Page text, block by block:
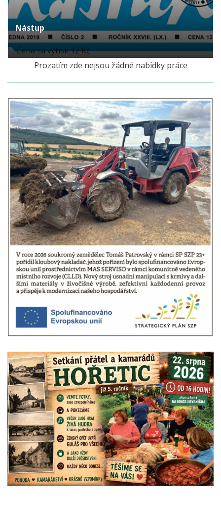
Nástup
Cena za výtisk 12 Kč
Prozatím zde nejsou žádné nabídky práce